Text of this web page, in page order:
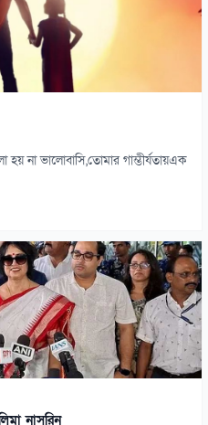
হয় না ভালোবাসি,তোমার গাম্ভীর্যতায়এক
নাসরিন